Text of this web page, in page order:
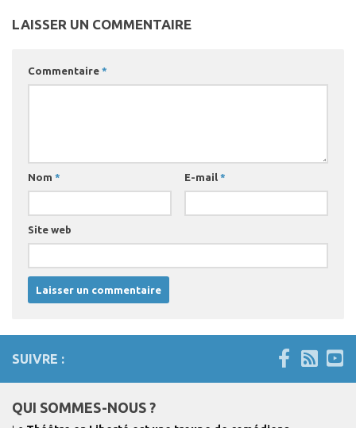
LAISSER UN COMMENTAIRE
Commentaire *
Nom * E-mail *
Site web
SUIVRE :
QUI SOMMES-NOUS ?